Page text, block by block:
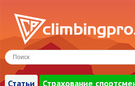
Статьи Страхование